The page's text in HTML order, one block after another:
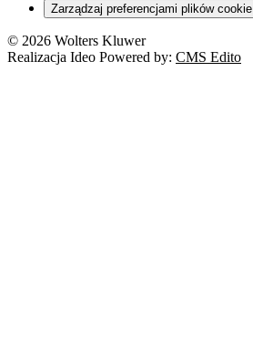
Zarządzaj preferencjami plików cookie
© 2026 Wolters Kluwer
Realizacja Ideo Powered by: CMS Edito